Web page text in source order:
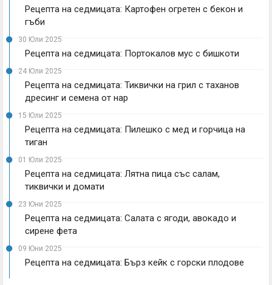
Рецепта на седмицата: Картофен огретен с бекон и
гъби
30 Юли 2025
Рецепта на седмицата: Портокалов мус с бишкоти
24 Юли 2025
Рецепта на седмицата: Тиквички на грил с таханов
дресинг и семена от нар
15 Юли 2025
Рецепта на седмицата: Пилешко с мед и горчица на
тиган
01 Юли 2025
Рецепта на седмицата: Лятна пица със салам,
тиквички и домати
23 Юни 2025
Рецепта на седмицата: Салата с ягоди, авокадо и
сирене фета
09 Юни 2025
Рецепта на седмицата: Бърз кейк с горски плодове